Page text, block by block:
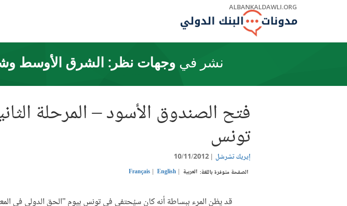
ALBANKALDAWLI.ORG
نشر في وجهات نظر: الشرق الأوسط
فتح الصندوق الأسود – المرحلة
تونس
إيريك تشرشل 10/11/2012
الصفحة متوفرة باللغة: العربية English
Français